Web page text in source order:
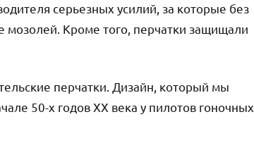
серьезных усилий, за которые без
мозолей. Кроме того, перчатки защищали
перчатки. Дизайн, который мы
50-х годов ХХ века у пилотов гоночных